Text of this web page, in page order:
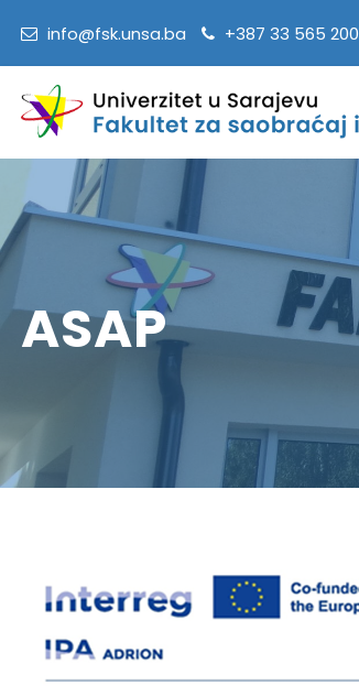
info@fsk.unsa.ba +387 33 565 200
ASAP